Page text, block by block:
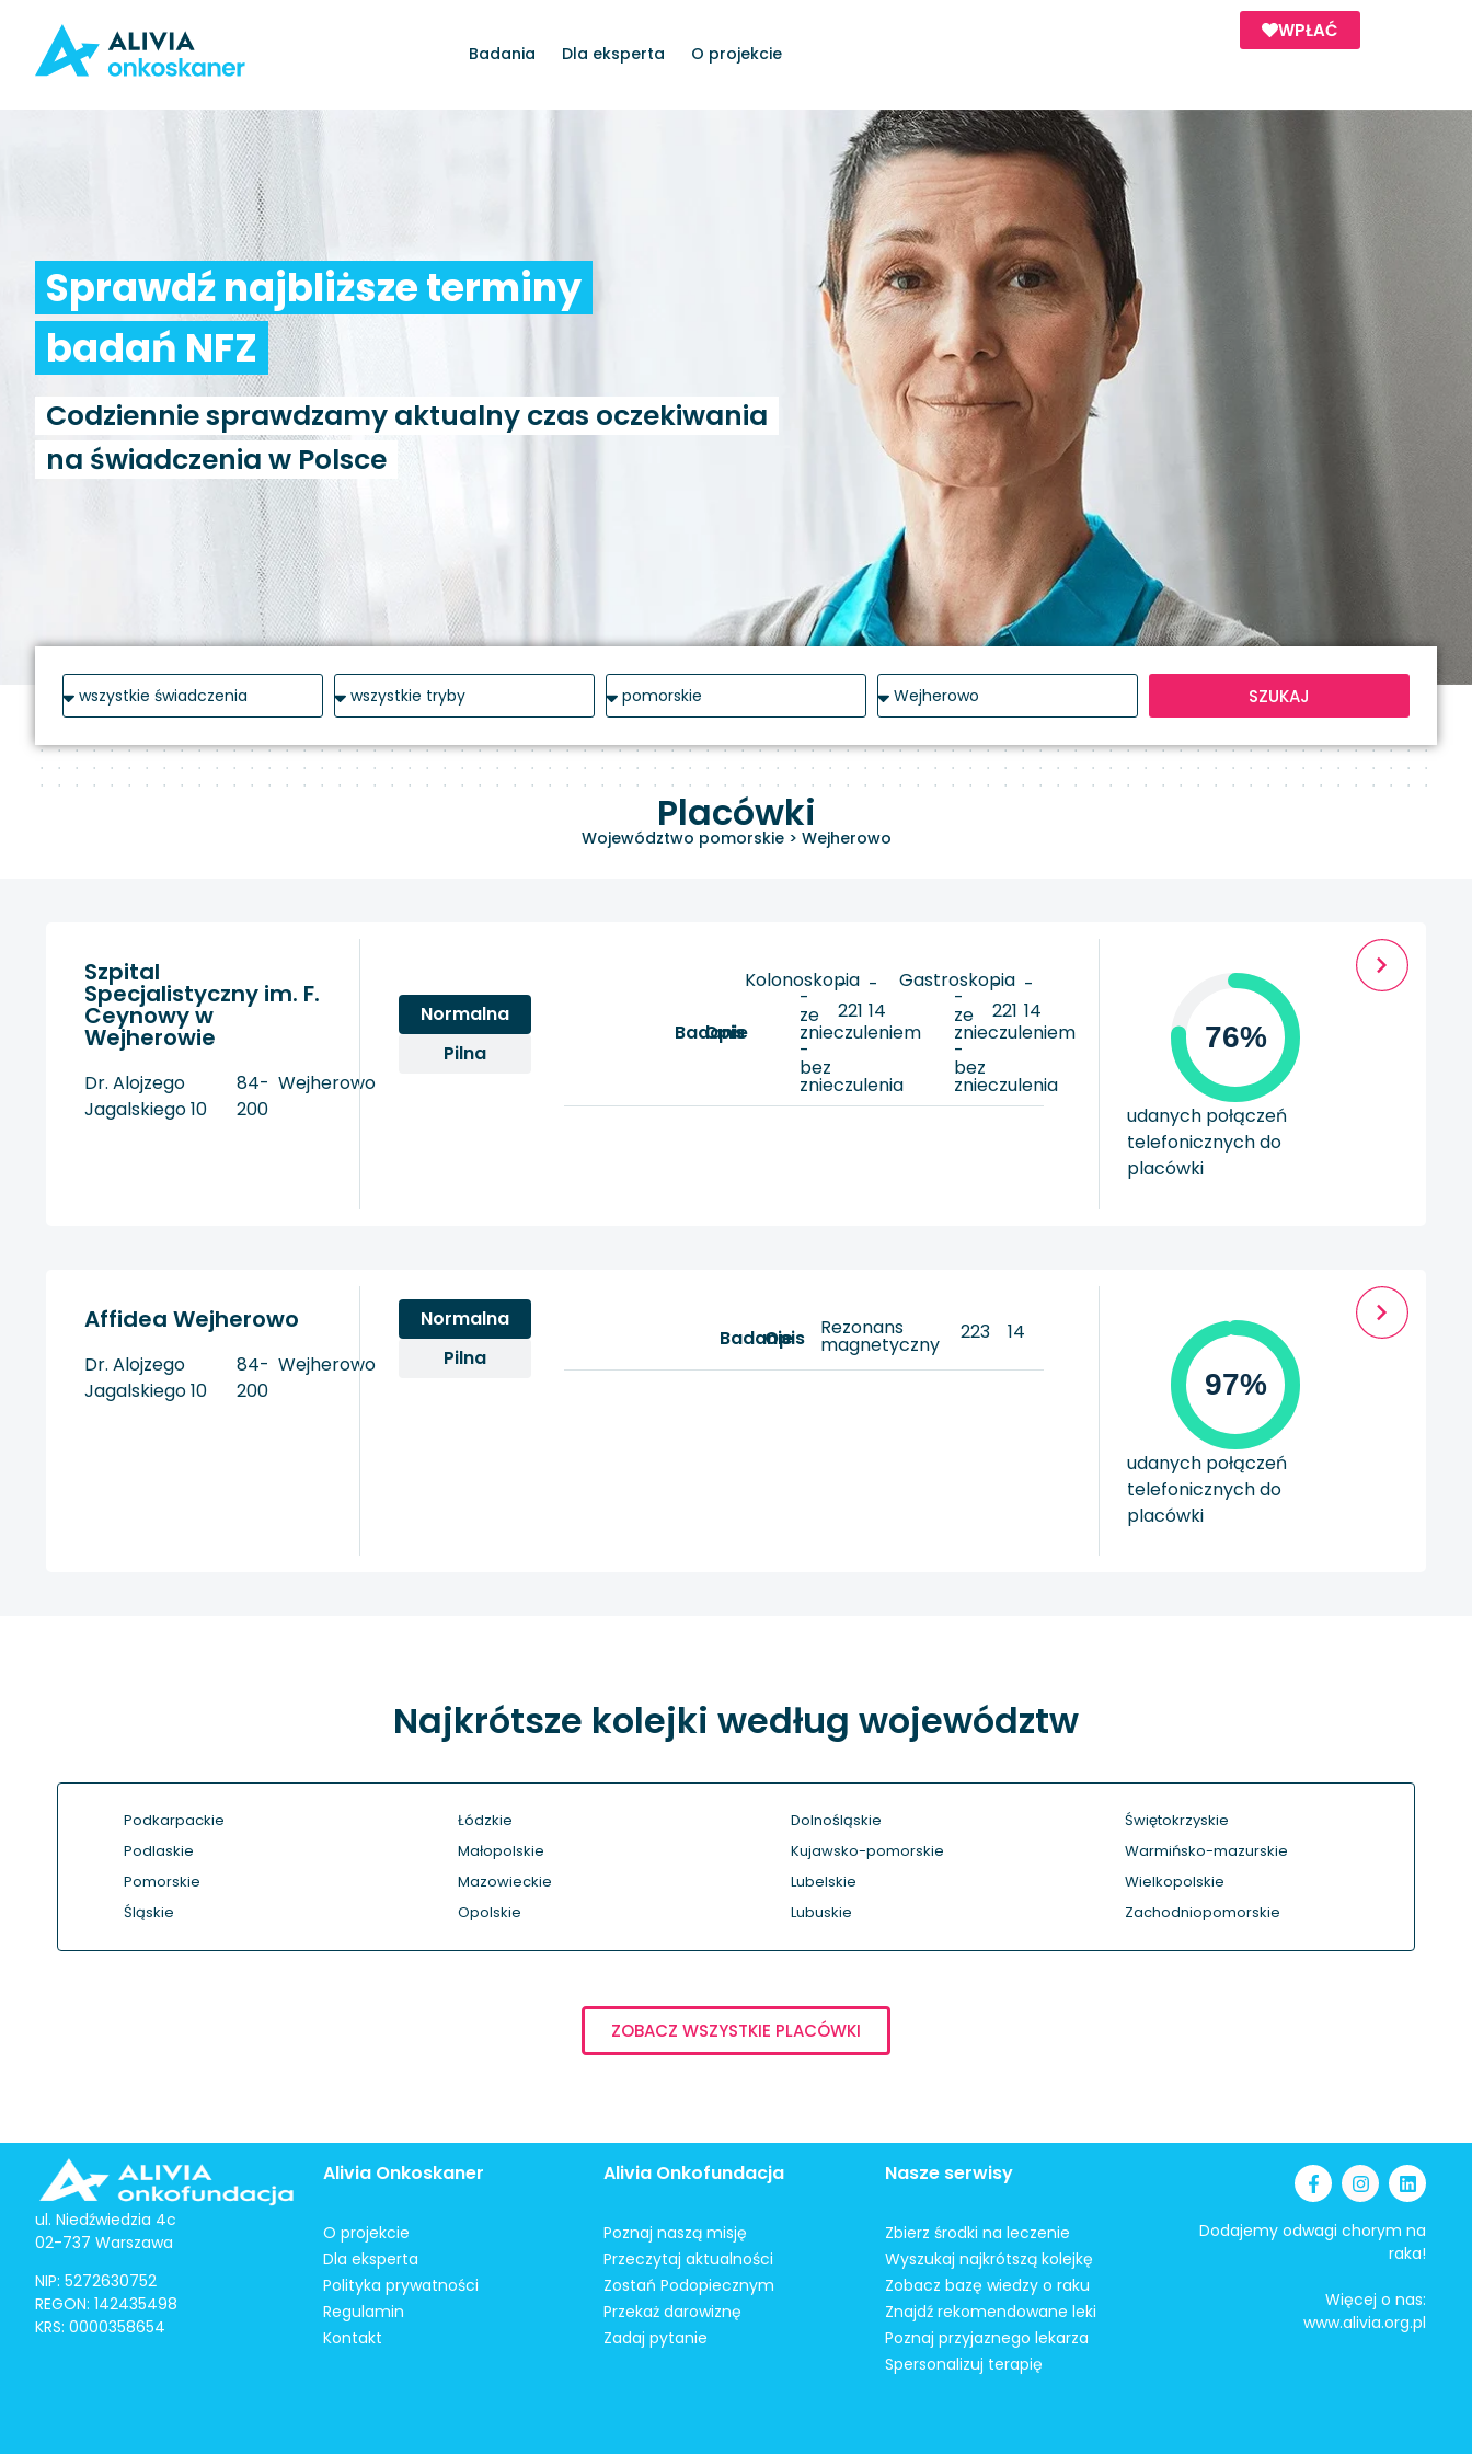
Badania Dla eksperta O projekcie
WPŁAĆ
Sprawdź najbliższe terminy
badań NFZ
Codziennie sprawdzamy aktualny czas oczekiwania
na świadczenia w Polsce
SZUKAJ
Placówki
Województwo pomorskie> Wejherowo
Szpital
Specjalistyczny im. F.
Ceynowy w
Wejherowie
Dr. Alojzego
Jagalskiego 10
84-
200
Wejherowo
Normalna
Pilna
Badanie
Opis
Kolonoskopia
-
ze
znieczuleniem
-
bez
znieczulenia
-
221
-
14
Gastroskopia
-
ze
znieczuleniem
-
bez
znieczulenia
-
221
-
14
76%
udanych połączeń
telefonicznych do
placówki
Affidea Wejherowo
Dr. Alojzego
Jagalskiego 10
84-
200
Wejherowo
Normalna
Pilna
Badanie
Opis Rezonans
magnetyczny
223 14
97%
udanych połączeń
telefonicznych do
placówki
Najkrótsze kolejki według województw
Podkarpackie
Podlaskie
Pomorskie
Śląskie
Łódzkie
Małopolskie
Mazowieckie
Opolskie
Dolnośląskie
Kujawsko-pomorskie
Lubelskie
Lubuskie
Świętokrzyskie
Warmińsko-mazurskie
Wielkopolskie
Zachodniopomorskie
ZOBACZ WSZYSTKIE PLACÓWKI
ul. Niedźwiedzia 4c
02-737 Warszawa
NIP: 5272630752
REGON: 142435498
KRS: 0000358654
Alivia Onkoskaner
O projekcie
Dla eksperta
Polityka prywatności
Regulamin
Kontakt
Alivia Onkofundacja
Poznaj naszą misję
Przeczytaj aktualności
Zostań Podopiecznym
Przekaż darowiznę
Zadaj pytanie
Nasze serwisy
Zbierz środki na leczenie
Wyszukaj najkrótszą kolejkę
Zobacz bazę wiedzy o raku
Znajdź rekomendowane leki
Poznaj przyjaznego lekarza
Spersonalizuj terapię
Dodajemy odwagi chorym na
raka!
Więcej o nas:
www.alivia.org.pl